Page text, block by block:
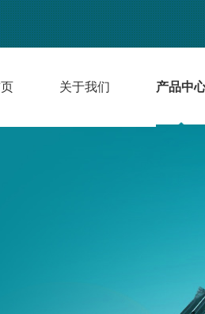
关于我们 产品中